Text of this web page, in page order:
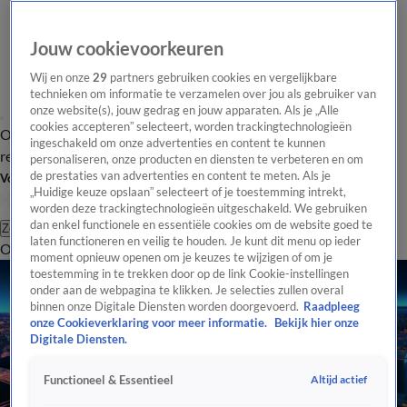
Overzicht Laatste nieuws Regionieuws Het beste van Hart
Tip de
redactie
Volg Hart van Nederland
Zoeken
OverzichtRegioUitzendingenWeerTip de redactiePanelVideo's
Jouw cookievoorkeuren
Wij en onze29 partners gebruiken cookies en vergelijkbare
technieken om informatie te verzamelen over jou als gebruiker van
onze website(s), jouw gedrag en jouw apparaten. Als je „Alle
cookies accepteren” selecteert, worden trackingtechnologieën
ingeschakeld om onze advertenties en content te kunnen
personaliseren, onze producten en diensten te verbeteren en om
de prestaties van advertenties en content te meten. Als je
„Huidige keuze opslaan” selecteert of je toestemming intrekt,
worden deze trackingtechnologieën uitgeschakeld. We gebruiken
dan enkel functionele en essentiële cookies om de website goed te
laten functioneren en veilig te houden. Je kunt dit menu op ieder
moment opnieuw openen om je keuzes te wijzigen of om je
toestemming in te trekken door op de link Cookie-instellingen
onder aan de webpagina te klikken. Je selecties zullen overal
binnen onze Digitale Diensten worden doorgevoerd. Raadpleeg
onze Cookieverklaring voor meer informatie.
Bekijk hier onze
Digitale Diensten.
Functioneel & Essentieel Altijd actief